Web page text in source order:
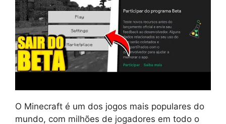
O Minecraft é um dos jogos mais populares do
mundo, com milhões de jogadores em todo o